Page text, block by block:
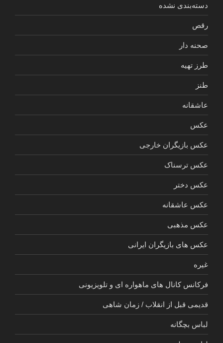
دسته‌بندی نشده
رقص
صحنه دار
طرز تهیه
طنز
عاشقانه
عکس
عکس بازیگران خارجی
عکس ترسناک
عکس دختر
عکس عاشقانه
عکس مذهبی
عکس های بازیگران ایرانی
غیره
فرکانس کانال های ماهواره ای و تلویزیونی
قدیمی قبل از انقلاب / زمان شاهی
لباس بچگانه